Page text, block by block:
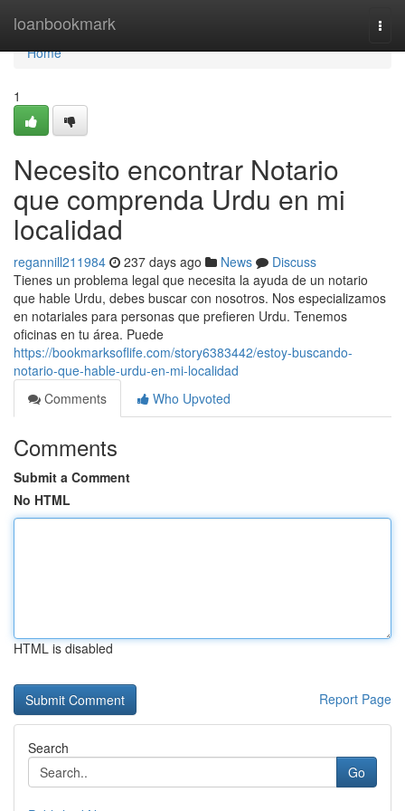
loanbookmark
Home
Home
1
Necesito encontrar Notario
que comprenda Urdu en mi
localidad
regannill211984 237 days ago News
Discuss
Tienes un problema legal que necesita la ayuda de un notario
que hable Urdu, debes buscar con nosotros. Nos especializamos
en notariales para personas que prefieren Urdu. Tenemos
oficinas en tu área. Puede
https://bookmarksoflife.com/story6383442/estoy-buscando-
notario-que-hable-urdu-en-mi-localidad
Comments
Who Upvoted
Comments
Submit a Comment
No HTML
HTML is disabled
Report Page
Search
Go